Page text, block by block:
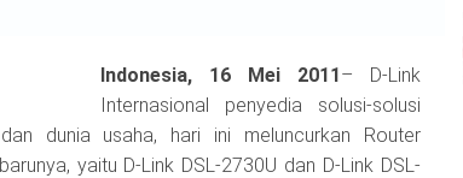
Indonesia, 16 Mei 2011– D-Link
Internasional penyedia solusi-solusi
dunia usaha, hari ini meluncurkan Router
yaitu D-Link DSL-2730U dan D-Link DSL-